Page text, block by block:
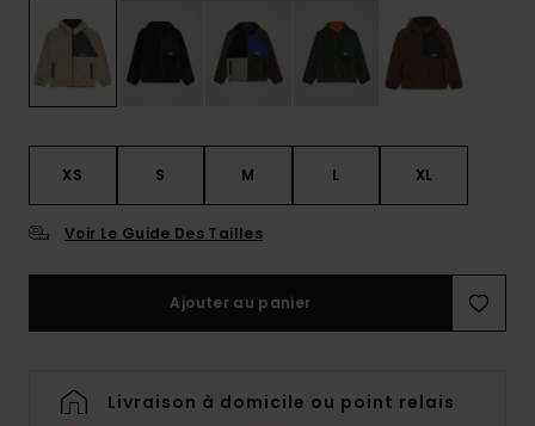
XS S M L XL
Voir Le Guide Des Tailles
Ajouter au panier
Livraison à domicile ou point relais